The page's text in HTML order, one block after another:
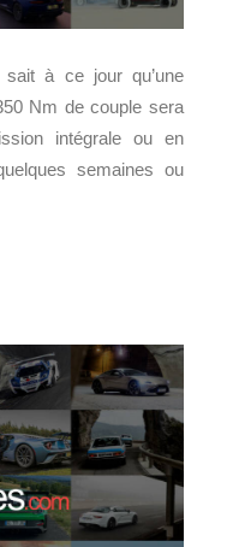
à ce jour qu’une
Nm de couple sera
intégrale ou en
semaines ou